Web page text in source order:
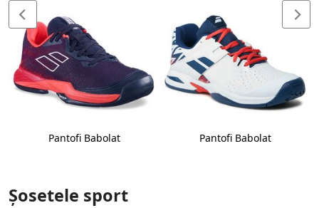
Pantofi Babolat Pantofi Babolat
Șosetele sport